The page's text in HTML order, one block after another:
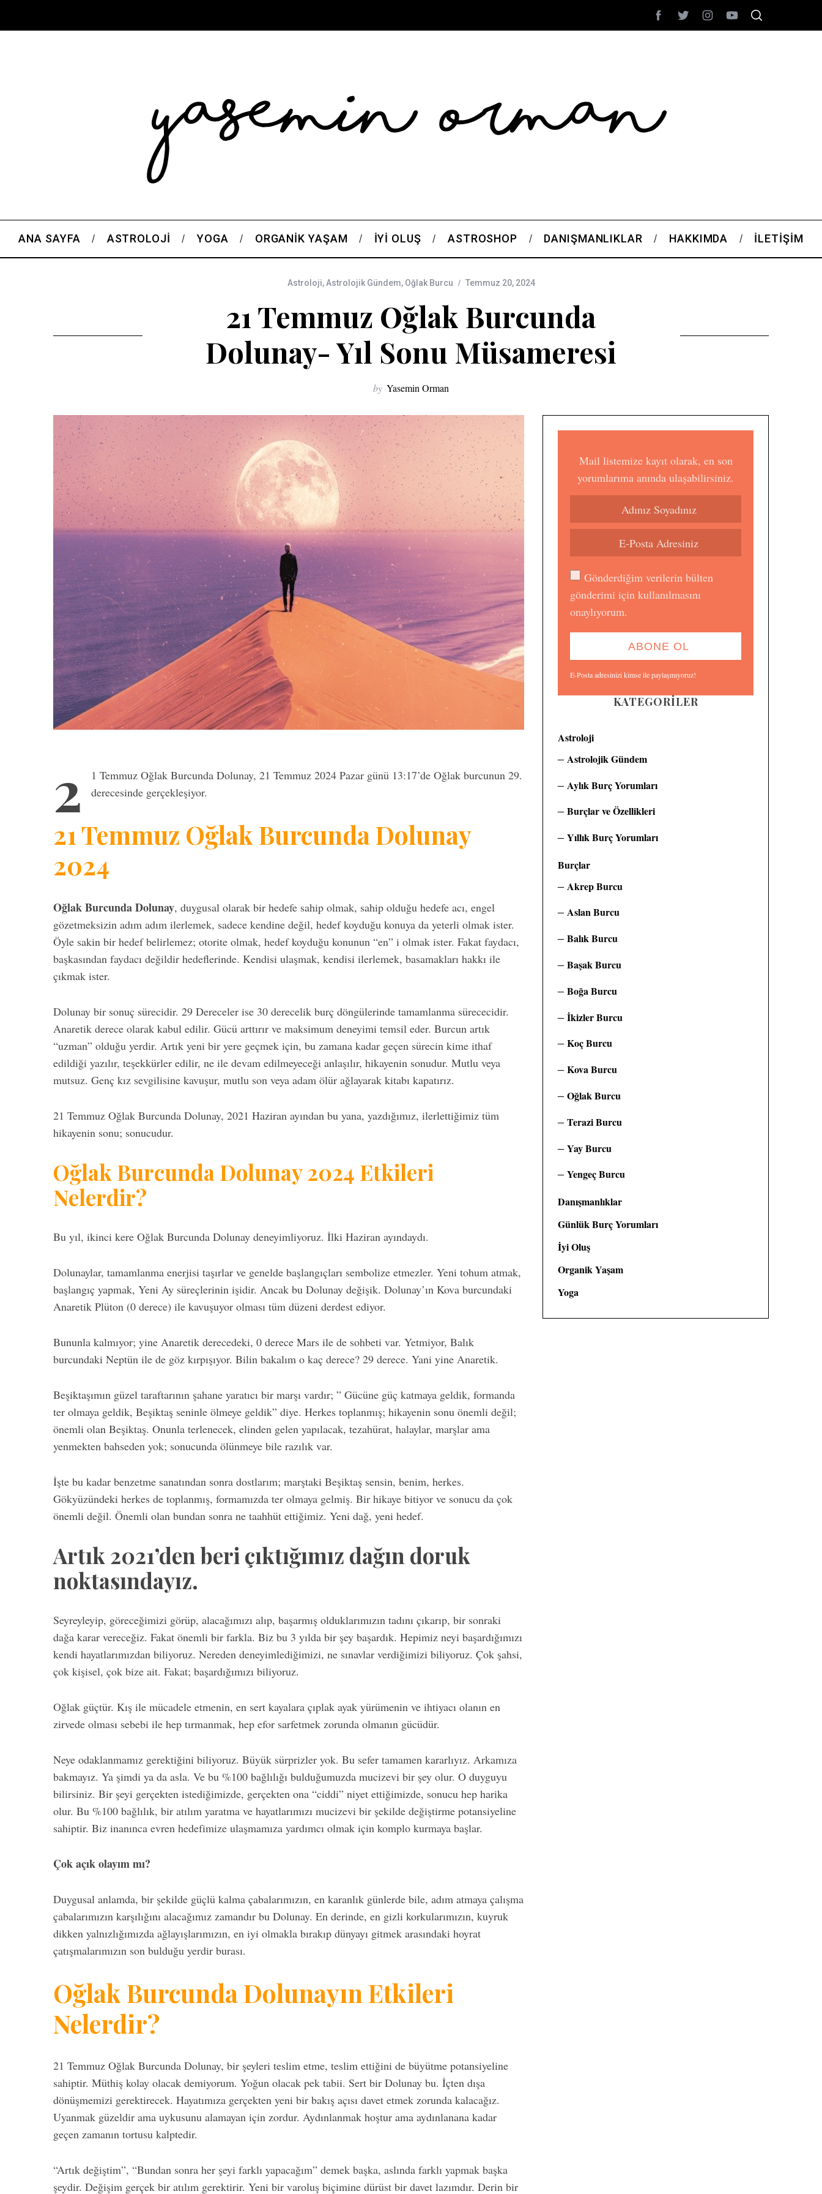
ANA SAYFA ASTROLOJI YOGA ORGANIK YAŞAM İYI OLUŞ ASTROSHOP DANIŞMANLIKLAR HAKKIMDA İLETIŞIM
Astroloji,Astrolojik Gündem, Oğlak Burcu Temmuz 20, 2024
21 Temmuz Oğlak Burcunda
Dolunay- Yıl Sonu Müsameresi
by Yasemin Orman
2
1 Temmuz Oğlak Burcunda Dolunay, 21 Temmuz 2024 Pazar günü 13:17’de Oğlak burcunun 29.
derecesinde gerçekleşiyor.
21 Temmuz Oğlak Burcunda Dolunay
2024
Oğlak Burcunda Dolunay, duygusal olarak bir hedefe sahip olmak, sahip olduğu hedefe acı, engel
gözetmeksizin adım adım ilerlemek, sadece kendine değil, hedef koyduğu konuya da yeterli olmak ister.
Öyle sakin bir hedef belirlemez; otorite olmak, hedef koyduğu konunun “en” i olmak ister. Fakat faydacı,
başkasından faydacı değildir hedeflerinde. Kendisi ulaşmak, kendisi ilerlemek, basamakları hakkı ile
çıkmak ister.
Dolunay bir sonuç sürecidir. 29 Dereceler ise 30 derecelik burç döngülerinde tamamlanma sürececidir.
Anaretik derece olarak kabul edilir. Gücü arttırır ve maksimum deneyimi temsil eder. Burcun artık
“uzman” olduğu yerdir. Artık yeni bir yere geçmek için, bu zamana kadar geçen sürecin kime ithaf
edildiği yazılır, teşekkürler edilir, ne ile devam edilmeyeceği anlaşılır, hikayenin sonudur. Mutlu veya
mutsuz. Genç kız sevgilisine kavuşur, mutlu son veya adam ölür ağlayarak kitabı kapatırız.
21 Temmuz Oğlak Burcunda Dolunay, 2021 Haziran ayından bu yana, yazdığımız, ilerlettiğimiz tüm
hikayenin sonu; sonucudur.
Oğlak Burcunda Dolunay 2024 Etkileri
Nelerdir?
Bu yıl, ikinci kere Oğlak Burcunda Dolunay deneyimliyoruz. İlki Haziran ayındaydı.
Dolunaylar, tamamlanma enerjisi taşırlar ve genelde başlangıçları sembolize etmezler. Yeni tohum atmak,
başlangıç yapmak, Yeni Ay süreçlerinin işidir. Ancak bu Dolunay değişik. Dolunay’ın Kova burcundaki
Anaretik Plüton (0 derece) ile kavuşuyor olması tüm düzeni derdest ediyor.
Bununla kalmıyor; yine Anaretik derecedeki, 0 derece Mars ile de sohbeti var. Yetmiyor, Balık
burcundaki Neptün ile de göz kırpışıyor. Bilin bakalım o kaç derece? 29 derece. Yani yine Anaretik.
Beşiktaşımın güzel taraftarının şahane yaratıcı bir marşı vardır; ” Gücüne güç katmaya geldik, formanda
ter olmaya geldik, Beşiktaş seninle ölmeye geldik” diye. Herkes toplanmış; hikayenin sonu önemli değil;
önemli olan Beşiktaş. Onunla terlenecek, elinden gelen yapılacak, tezahürat, halaylar, marşlar ama
yenmekten bahseden yok; sonucunda ölünmeye bile razılık var.
İşte bu kadar benzetme sanatından sonra dostlarım; marştaki Beşiktaş sensin, benim, herkes.
Gökyüzündeki herkes de toplanmış, formamızda ter olmaya gelmiş. Bir hikaye bitiyor ve sonucu da çok
önemli değil. Önemli olan bundan sonra ne taahhüt ettiğimiz. Yeni dağ, yeni hedef.
Artık 2021’den beri çıktığımız dağın doruk
noktasındayız.
Seyreyleyip, göreceğimizi görüp, alacağımızı alıp, başarmış olduklarımızın tadını çıkarıp, bir sonraki
dağa karar vereceğiz. Fakat önemli bir farkla. Biz bu 3 yılda bir şey başardık. Hepimiz neyi başardığımızı
kendi hayatlarımızdan biliyoruz. Nereden deneyimlediğimizi, ne sınavlar verdiğimizi biliyoruz. Çok şahsi,
çok kişisel, çok bize ait. Fakat; başardığımızı biliyoruz.
Oğlak güçtür. Kış ile mücadele etmenin, en sert kayalara çıplak ayak yürümenin ve ihtiyacı olanın en
zirvede olması sebebi ile hep tırmanmak, hep efor sarfetmek zorunda olmanın gücüdür.
Neye odaklanmamız gerektiğini biliyoruz. Büyük sürprizler yok. Bu sefer tamamen kararlıyız. Arkamıza
bakmayız. Ya şimdi ya da asla. Ve bu %100 bağlılığı bulduğumuzda mucizevi bir şey olur. O duyguyu
bilirsiniz. Bir şeyi gerçekten istediğimizde, gerçekten ona “ciddi” niyet ettiğimizde, sonucu hep harika
olur. Bu %100 bağlılık, bir atılım yaratma ve hayatlarımızı mucizevi bir şekilde değiştirme potansiyeline
sahiptir. Biz inanınca evren hedefimize ulaşmamıza yardımcı olmak için komplo kurmaya başlar.
Çok açık olayım mı?
Duygusal anlamda, bir şekilde güçlü kalma çabalarımızın, en karanlık günlerde bile, adım atmaya çalışma
çabalarımızın karşılığını alacağımız zamandır bu Dolunay. En derinde, en gizli korkularımızın, kuyruk
dikken yalnızlığımızda ağlayışlarımızın, en iyi olmakla bırakıp dünyayı gitmek arasındaki hoyrat
çatışmalarımızın son bulduğu yerdir burası.
Oğlak Burcunda Dolunayın Etkileri
Nelerdir?
21 Temmuz Oğlak Burcunda Dolunay, bir şeyleri teslim etme, teslim ettiğini de büyütme potansiyeline
sahiptir. Müthiş kolay olacak demiyorum. Yoğun olacak pek tabii. Sert bir Dolunay bu. İçten dışa
dönüşmemizi gerektirecek. Hayatımıza gerçekten yeni bir bakış açısı davet etmek zorunda kalacağız.
Uyanmak güzeldir ama uykusunu alamayan için zordur. Aydınlanmak hoştur ama aydınlanana kadar
geçen zamanın tortusu kalptedir.
“Artık değiştim”, “Bundan sonra her şeyi farklı yapacağım” demek başka, aslında farklı yapmak başka
şeydir. Değişim gerçek bir atılım gerektirir. Yeni bir varoluş biçimine dürüst bir davet lazımdır. Derin bir
Mail listemize kayıt olarak, en son
yorumlarıma anında ulaşabilirsiniz.
Gönderdiğim verilerin bülten
gönderimi için kullanılmasını
onaylıyorum.
E-Posta adresinizi kimse ile paylaşmıyoruz!
KATEGORILER
Astroloji
Astrolojik Gündem
Aylık Burç Yorumları
Burçlar ve Özellikleri
Yıllık Burç Yorumları
Burçlar
Akrep Burcu
Aslan Burcu
Balık Burcu
Başak Burcu
Boğa Burcu
İkizler Burcu
Koç Burcu
Kova Burcu
Oğlak Burcu
Terazi Burcu
Yay Burcu
Yengeç Burcu
Danışmanlıklar
Günlük Burç Yorumları
İyi Oluş
Organik Yaşam
Yoga
e
r
f